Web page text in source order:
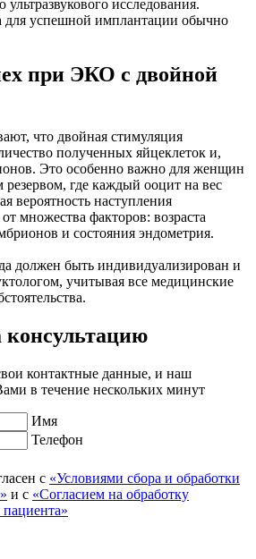
исследования.
успешной имплантации обычно
при ЭКО с двойной
что двойная стимуляция
полученных яйцеклеток и,
Это особенно важно для женщин
где каждый ооцит на вес
вероятность наступления
множества факторов: возраста
и состояния эндометрия.
должен быть индивидуализирован и
учитывая все медицинские
консультацию
контактные данные, и наш
в течение нескольких минут
Имя
Телефон
с «Условиями сбора и обработки
и с «Согласием на обработку